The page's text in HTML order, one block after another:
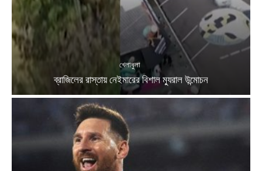
খেলাধুলা
ব্রাজিলের রাস্তায় নেইমারের বিশাল ম্যুরাল উন্মোচন